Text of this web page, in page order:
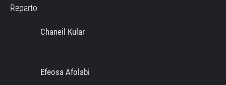
Reparto
Chaneil Kular
Efeosa Afolabi